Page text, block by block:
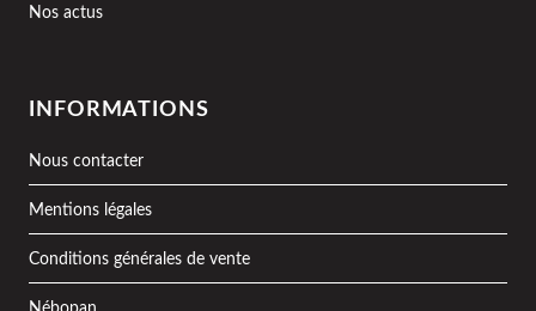
Nos actus
INFORMATIONS
Nous contacter
Mentions légales
Conditions générales de vente